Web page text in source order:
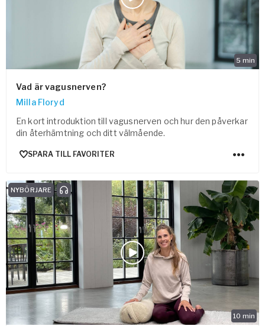
Vården – Yogobe Health & Care
Så stöttar Yogobe patienter, förskrivare och sjukvården
Fysisk aktivitet på recept
Företag
Stöd till arbetsgivare, försäkringsbolag & organisationer
Arbetsgivare
Pausa Smart
5 min
Vad är vagusnerven?
Milla Floryd
En kort introduktion till vagusnerven och hur den påverkar
din återhämtning och ditt välmående.
SPARA TILL FAVORITER
10 min
NYBÖRJARE